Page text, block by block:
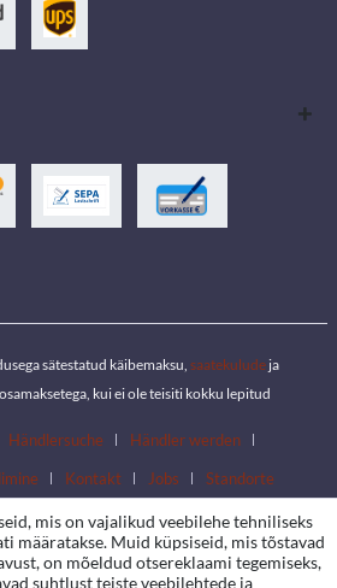
sätestatud käibemaksu, saatekulude ja
kui ei ole teisiti kokku lepitud
Händlersuche
Händler werden
Kontakt Jobs Standorte
mis on vajalikud veebilehe tehniliseks
määratakse. Muid küpsiseid, mis tõstavad
on mõeldud otsereklaami tegemiseks,
suhtlust teiste veebilehtede ja